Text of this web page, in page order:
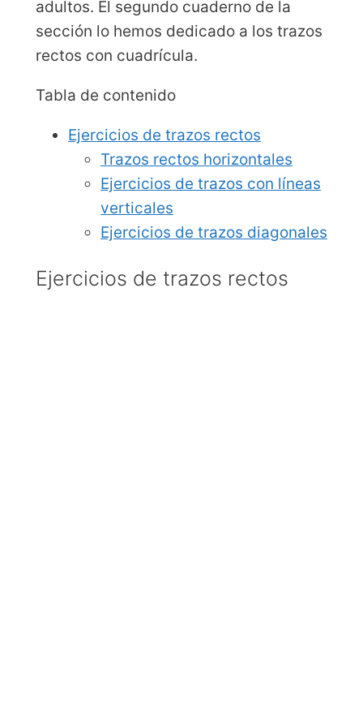
adultos. El segundo cuaderno de la
sección lo hemos dedicado a los trazos
rectos con cuadrícula.
Tabla de contenido
Ejercicios de trazos rectos
Trazos rectos horizontales
Ejercicios de trazos con líneas
verticales
Ejercicios de trazos diagonales
Ejercicios de trazos rectos